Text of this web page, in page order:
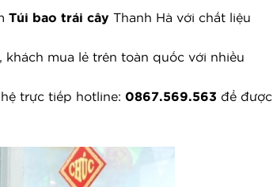
Túi bao trái cây Thanh Hà với chất liệu
mua lẻ trên toàn quốc với nhiều
trực tiếp hotline: 0867.569.563 để được